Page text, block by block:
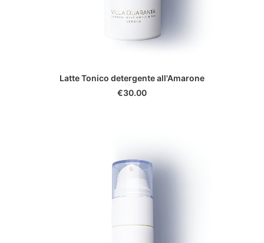
ADD TO CART
Latte Tonico detergente all'Amarone
€30.00